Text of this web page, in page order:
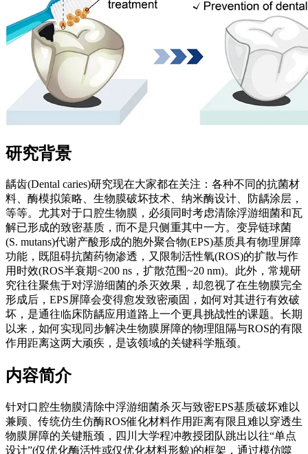
研究背景
龋齿(Dental caries)研究现在大家都在关注：各种不同的抗菌材
料、酶模拟策略、生物膜破坏技术、纳米酶设计、防龋涂层，
等等。尤其对于口腔生物膜，必须同时考虑清除浮游细菌和瓦
解已形成的致密基质，而不是只侧重其中一方。变异链球菌
(S. mutans)代谢产酸形成的胞外聚合物(EPS)基质具有物理屏障
功能，既阻碍抗菌药物渗透，又限制活性氧(ROS)的扩散与作
用时效(ROS半衰期<200 ns，扩散范围~20 nm)。此外，常规研
究往往聚焦于对浮游细菌的杀灭效果，却忽视了在生物膜完全
形成后，EPS屏障会变得愈发致密顽固，如何对其进行有效破
坏，是通往临床防龋应用道路上一个更具挑战性的课题。长期
以来，如何实现同步解决生物膜屏障的物理阻隔与ROS的有限
作用距离这两大顽疾，是该领域的关键科学瓶颈。
内容简介
针对口腔生物膜清除中浮游细菌杀灭与致密EPS基质破坏难以
兼顾、传统仿生仿酶ROS催化材料作用距离有限且难以穿透生
物膜屏障的关键瓶颈，四川大学程冲教授团队跳出以往“单点
设计”(仅优化酶活性或仅优化材料形貌)的框架，通过模仿噬